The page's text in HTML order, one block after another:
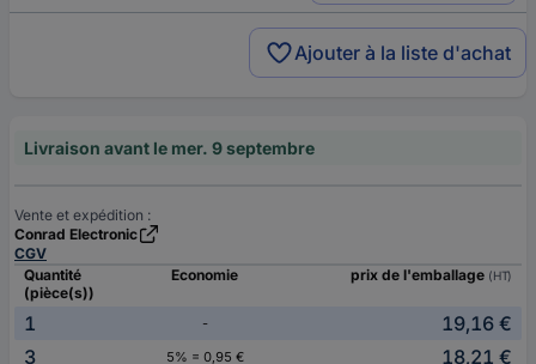
Ajouter à la liste d'achat
Livraison avant le mer. 9 septembre
Vente et expédition :
Conrad Electronic
CGV
Quantité
(pièce(s))
Economie prix de l'emballage (HT)
1 -
19,16 €
3
5% = 0,95 €
18,21 €